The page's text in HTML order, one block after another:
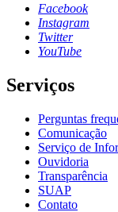
Facebook
Instagram
Twitter
YouTube
Serviços
Perguntas
Comunicação
Serviço de
Ouvidoria
Transparência
SUAP
Contato